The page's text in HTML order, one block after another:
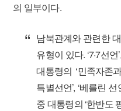
의 일부이다.
남북관계와 관련한
유형이 있다. ‘7·7선
대통령의 ‘민족자존
특별선언’, ‘베를린
중 대통령의 ‘한반도